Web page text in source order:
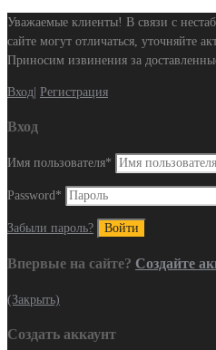
Уважаемые клиенты! В связи с
сайте могут отличаться, уточняйте
Приносим извинения за
Вход Регистрация
Вход
Имя пользователя*
Password *
Забыли пароль?
Впервые на сайте? Создайте
(Закрыть)
Создать аккаунт